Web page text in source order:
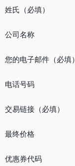
姓氏（必填）
公司名称
您的电子邮件（必填）
电话号码
交易链接（必填）
最终价格
优惠券代码